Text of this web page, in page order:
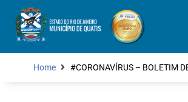
Home #CORONAVÍRUS – BOLETIM